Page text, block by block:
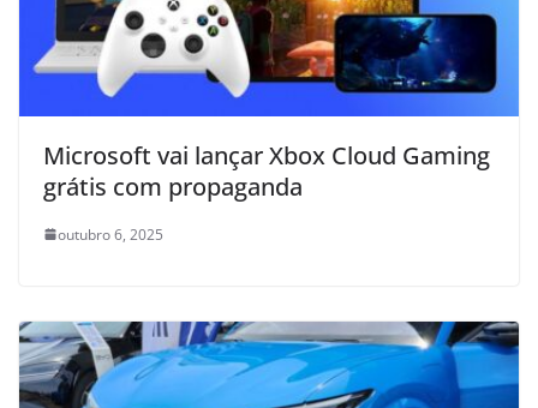
Microsoft vai lançar Xbox Cloud Gaming
grátis com propaganda
outubro 6, 2025